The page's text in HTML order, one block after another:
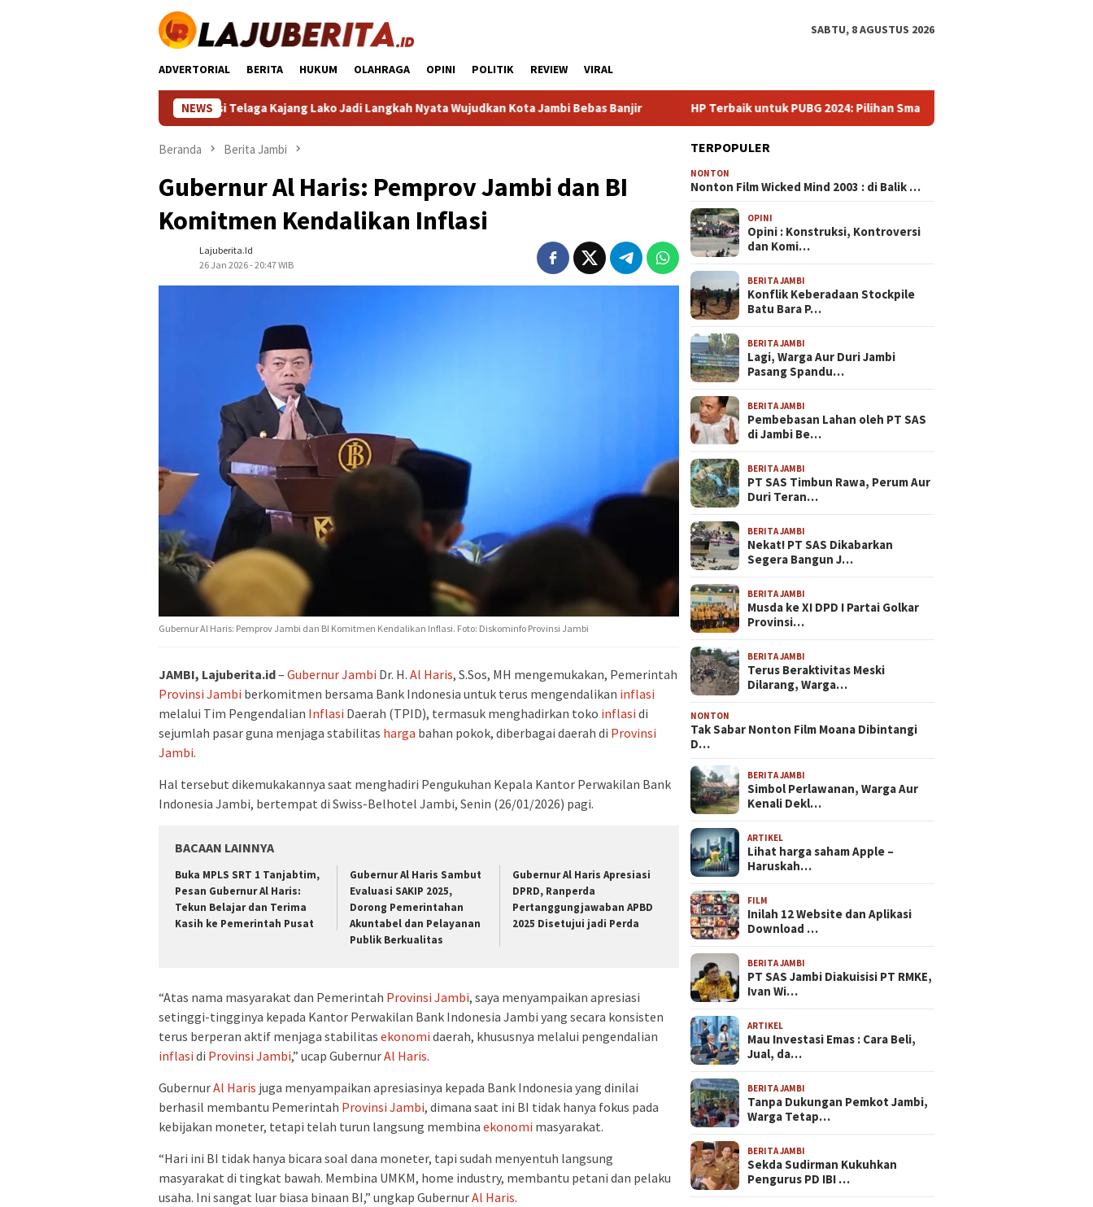
SABTU, 8 AGUSTUS 2026
ADVERTORIAL BERITA HUKUM OLAHRAGA OPINI POLITIK REVIEW VIRAL
NEWS
Kolam Retensi Telaga Kajang Lako Jadi Langkah Nyata Wujudkan Kota Jambi Bebas Banjir HP Terbaik untuk PUBG 2024: Pilihan Smartphone Gaming yang Menguasai Arena Battle
Beranda Berita Jambi
Gubernur Al Haris: Pemprov Jambi dan BI
Komitmen Kendalikan Inflasi
Lajuberita.id
26 Jan 2026 - 20:47 WIB
Gubernur Al Haris: Pemprov Jambi dan BI Komitmen Kendalikan Inflasi. Foto: Diskominfo Provinsi Jambi
JAMBI, Lajuberita.id– Gubernur Jambi Dr. H. Al Haris, S.Sos, MH mengemukakan, Pemerintah
Provinsi Jambi berkomitmen bersama Bank Indonesia untuk terus mengendalikan inflasi
melalui Tim Pengendalian Inflasi Daerah (TPID), termasuk menghadirkan toko inflasi di
sejumlah pasar guna menjaga stabilitas harga bahan pokok, diberbagai daerah di Provinsi
Jambi.
Hal tersebut dikemukakannya saat menghadiri Pengukuhan Kepala Kantor Perwakilan Bank
Indonesia Jambi, bertempat di Swiss-Belhotel Jambi, Senin (26/01/2026) pagi.
BACAAN LAINNYA
Buka MPLS SRT 1 Tanjabtim,
Pesan Gubernur Al Haris:
Tekun Belajar dan Terima
Kasih ke Pemerintah Pusat
Gubernur Al Haris Sambut
Evaluasi SAKIP 2025,
Dorong Pemerintahan
Akuntabel dan Pelayanan
Publik Berkualitas
Gubernur Al Haris Apresiasi
DPRD, Ranperda
Pertanggungjawaban APBD
2025 Disetujui jadi Perda
“Atas nama masyarakat dan Pemerintah Provinsi Jambi, saya menyampaikan apresiasi
setinggi-tingginya kepada Kantor Perwakilan Bank Indonesia Jambi yang secara konsisten
terus berperan aktif menjaga stabilitas ekonomi daerah, khususnya melalui pengendalian
inflasi di Provinsi Jambi,” ucap GubernurAl Haris.
GubernurAl Haris juga menyampaikan apresiasinya kepada Bank Indonesia yang dinilai
berhasil membantu Pemerintah Provinsi Jambi, dimana saat ini BI tidak hanya fokus pada
kebijakan moneter, tetapi telah turun langsung membina ekonomi masyarakat.
“Hari ini BI tidak hanya bicara soal dana moneter, tapi sudah menyentuh langsung
masyarakat di tingkat bawah. Membina UMKM, home industry, membantu petani dan pelaku
usaha. Ini sangat luar biasa binaan BI,” ungkap GubernurAl Haris.
TERPOPULER
NONTON
Nonton Film Wicked Mind 2003 : di Balik …
OPINI
Opini : Konstruksi, Kontroversi
dan Komi…
BERITA JAMBI
Konflik Keberadaan Stockpile
Batu Bara P…
BERITA JAMBI
Lagi, Warga Aur Duri Jambi
Pasang Spandu…
BERITA JAMBI
Pembebasan Lahan oleh PT SAS
di Jambi Be…
BERITA JAMBI
PT SAS Timbun Rawa, Perum Aur
Duri Teran…
BERITA JAMBI
Nekat! PT SAS Dikabarkan
Segera Bangun J…
BERITA JAMBI
Musda ke XI DPD I Partai Golkar
Provinsi…
BERITA JAMBI
Terus Beraktivitas Meski
Dilarang, Warga…
NONTON
Tak Sabar Nonton Film Moana Dibintangi
D…
BERITA JAMBI
Simbol Perlawanan, Warga Aur
Kenali Dekl…
ARTIKEL
Lihat harga saham Apple –
Haruskah…
FILM
Inilah 12 Website dan Aplikasi
Download …
BERITA JAMBI
PT SAS Jambi Diakuisisi PT RMKE,
Ivan Wi…
ARTIKEL
Mau Investasi Emas : Cara Beli,
Jual, da…
BERITA JAMBI
Tanpa Dukungan Pemkot Jambi,
Warga Tetap…
BERITA JAMBI
Sekda Sudirman Kukuhkan
Pengurus PD IBI …